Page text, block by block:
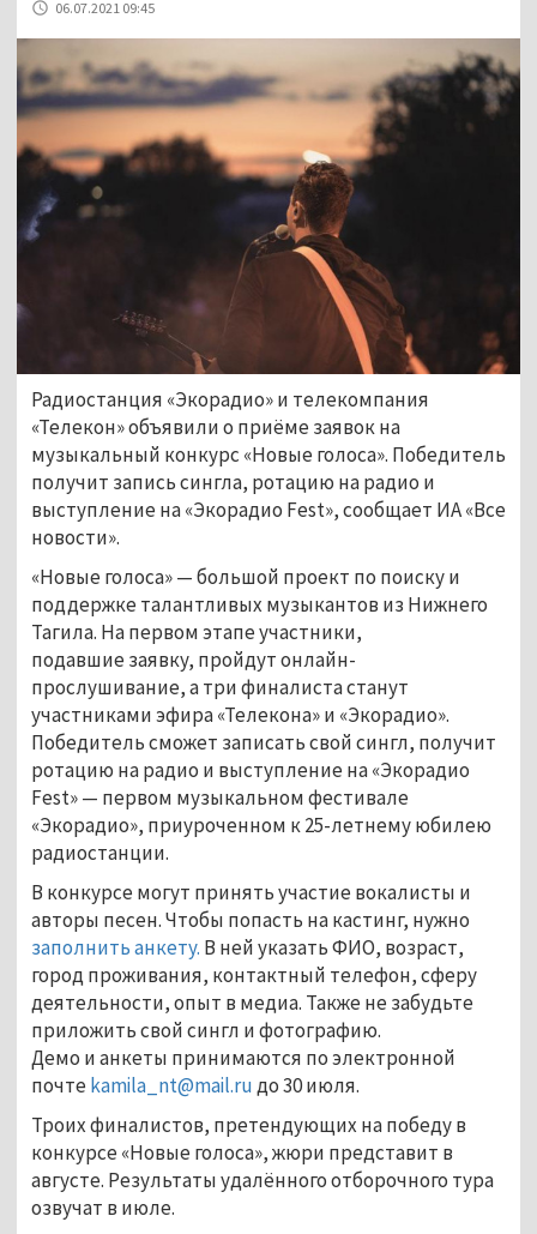
06.07.2021 09:45
Радиостанция «Экорадио» и телекомпания
«Телекон» объявили о приёме заявок на
музыкальный конкурс «Новые голоса». Победитель
получит запись сингла, ротацию на радио и
выступление на «Экорадио Fest», сообщает ИА «Все
новости».
«Новые голоса» — большой проект по поиску и
поддержке талантливых музыкантов из Нижнего
Тагила. На первом этапе участники,
подавшие заявку, пройдут онлайн-
прослушивание, а три финалиста станут
участниками эфира «Телекона» и «Экорадио».
Победитель сможет записать свой сингл, получит
ротацию на радио и выступление на «Экорадио
Fest» — первом музыкальном фестивале
«Экорадио», приуроченном к 25-летнему юбилею
радиостанции.
В конкурсе могут принять участие вокалисты и
авторы песен. Чтобы попасть на кастинг, нужно
заполнить анкету. В ней указать ФИО, возраст,
город проживания, контактный телефон, сферу
деятельности, опыт в медиа. Также не забудьте
приложить свой сингл и фотографию.
Демо и анкеты принимаются по электронной
почте kamila_nt@mail.ruдо 30 июля.
Троих финалистов, претендующих на победу в
конкурсе «Новые голоса», жюри представит в
августе. Результаты удалённого отборочного тура
озвучат в июле.